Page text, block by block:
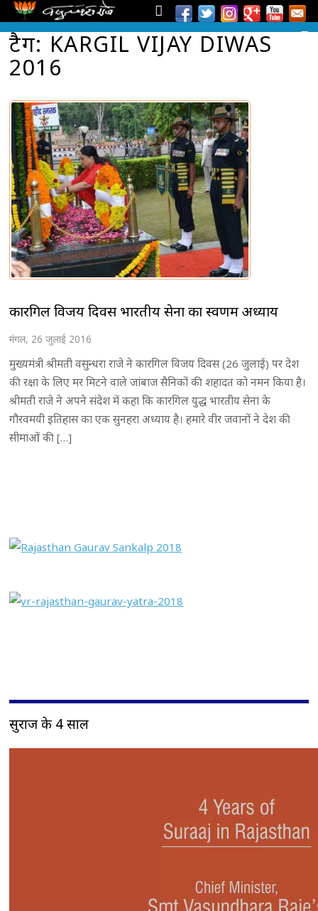
टैग: KARGIL VIJAY DIWAS
2016
कारगिल विजय दिवस भारतीय सेना का स्वर्णिम अध्याय
मंगल, 26 जुलाई 2016
मुख्यमंत्री श्रीमती वसुन्धरा राजे ने कारगिल विजय दिवस (26 जुलाई) पर देश
की रक्षा के लिए मर मिटने वाले जांबाज सैनिकों की शहादत को नमन किया है।
श्रीमती राजे ने अपने संदेश में कहा कि कारगिल युद्ध भारतीय सेना के
गौरवमयी इतिहास का एक सुनहरा अध्याय है। हमारे वीर जवानों ने देश की
सीमाओं की […]
सुराज के 4 साल